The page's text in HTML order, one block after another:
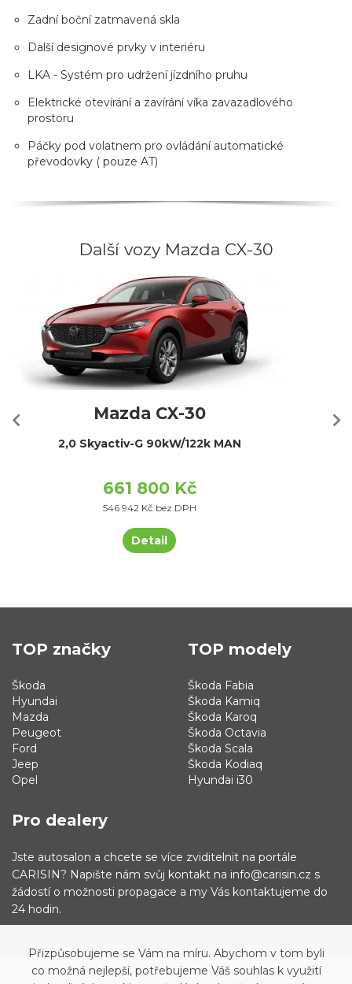
Zadní boční zatmavená skla
Další designové prvky v interiéru
LKA - Systém pro udržení jízdního pruhu
Elektrické otevírání a zavírání víka zavazadlového
prostoru
Páčky pod volatnem pro ovládání automatické
převodovky ( pouze AT)
Další vozy Mazda CX-30
Mazda CX-30
2,0 Skyactiv-G 90kW/122k MAN
661 800 Kč
546 942 Kč bez DPH
Detail
TOP značky
Škoda
Hyundai
Mazda
Peugeot
Ford
Jeep
Opel
TOP modely
Škoda Fabia
Škoda Kamiq
Škoda Karoq
Škoda Octavia
Škoda Scala
Škoda Kodiaq
Hyundai i30
Pro dealery
Jste autosalon a chcete se více zviditelnit na portále
CARISIN? Napište nám svůj kontakt na info@carisin.cz s
žádostí o možnosti propagace a my Vás kontaktujeme do
24 hodin.
Přizpůsobujeme se Vám na míru. Abychom v tom byli
co možná nejlepší, potřebujeme Váš souhlas k využití